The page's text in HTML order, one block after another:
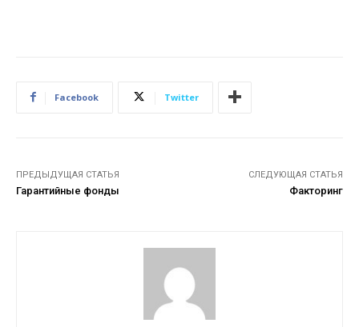
Facebook Twitter
ПРЕДЫДУЩАЯ СТАТЬЯ
Гарантийные фонды
СЛЕДУЮЩАЯ СТАТЬЯ
Факторинг